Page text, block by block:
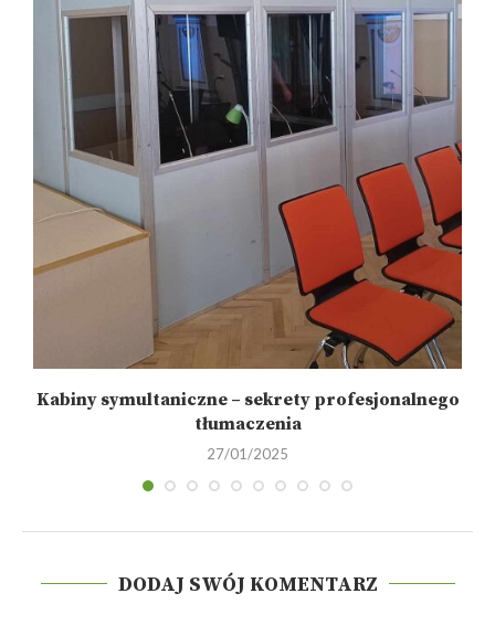
Kabiny symultaniczne – sekrety profesjonalnego
tłumaczenia
27/01/2025
DODAJ SWÓJ KOMENTARZ